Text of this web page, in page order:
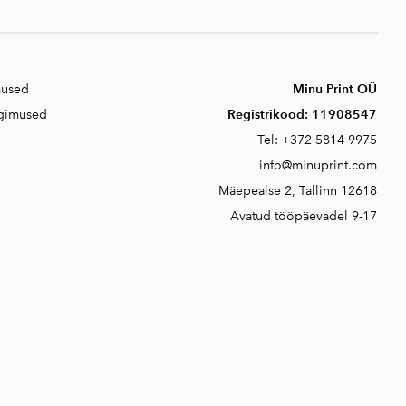
Minu Print OÜ
Registrikood: 11908547
Tel: +372 5814 9975
info@minuprint.com
Mäepealse 2, Tallinn 12618
Avatud tööpäevadel 9-17